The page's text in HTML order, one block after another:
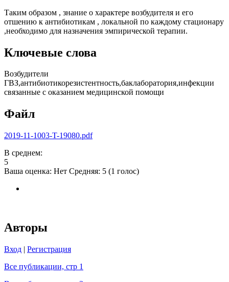
Таким образом , знание о характере возбудителя и его
отшению к антибиотикам , локальной по каждому стационару
,необходимо для назначения эмпирической терапии.
Ключевые слова
Возбудители
ГВЗ,антибиотикорезистентность,баклаборатория,инфекции
связанные с оказанием медицинской помощи
Файл
2019-11-1003-T-19080.pdf
В среднем:
5
Ваша оценка: Нет Средняя: 5 (1 голос)
Авторы
Вход | Регистрация
Все публикации, стр 1